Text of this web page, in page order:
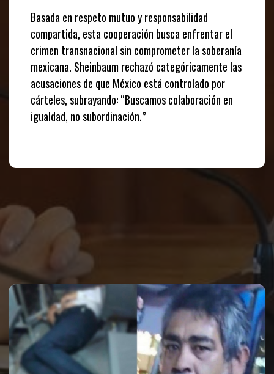
Basada en respeto mutuo y responsabilidad
compartida, esta cooperación busca enfrentar el
crimen transnacional sin comprometer la soberanía
mexicana. Sheinbaum rechazó categóricamente las
acusaciones de que México está controlado por
cárteles, subrayando: “Buscamos colaboración en
igualdad, no subordinación.”